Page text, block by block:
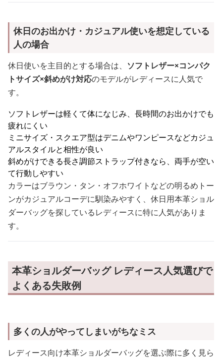
休日のお出かけ・カジュアル使いを想定している
人の場合
休日使いを主目的とする場合は、 ソフトレザー×コンパク
トサイズ×斜めがけ対応のモデルがレディースに人気で
す。
ソフトレザーは軽くて体になじみ、長時間のお出かけでも
疲れにくい
ミニサイズ・スクエア型はデニムやワンピースなどカジュ
アルスタイルと相性が良い
斜めがけできる長さ調節ストラップ付きなら、両手が空い
て行動しやすい
カラーはブラウン・タン・オフホワイトなどの明るめトー
ンがカジュアルコーデに馴染みやすく、休日用本革ショル
ダーバッグを探しているレディースに特に人気がありま
す。
本革ショルダーバッグ レディース人気選びで
よくある失敗例
多くの人がやってしまいがちなミス
レディース向け本革ショルダーバッグを選ぶ際に多く見ら